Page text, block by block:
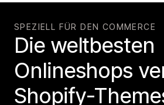
SPEZIELL FÜR DEN COMMERCE
Die weltbesten
Onlineshops
Shopify-